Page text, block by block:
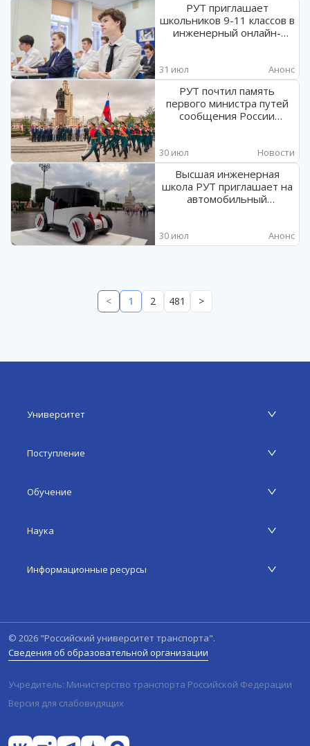
РУТ приглашает
школьников 9-11 классов в
инженерный онлайн-
31 июл Анонс
РУТ почтил память
первого министра путей
сообщения России
30 июл Новости
Высшая инженерная
школа РУТ приглашает на
автомобильный
30 июл Анонс
< 1 2 481 >
Университет
Поступление
Обучение
Наука
Информационные ресурсы
© 2026 "Российский университет транспорта".
Сведения об образовательной организации
Учредитель: Министерство транспорта Российской Федерации
Версия для слабовидящих